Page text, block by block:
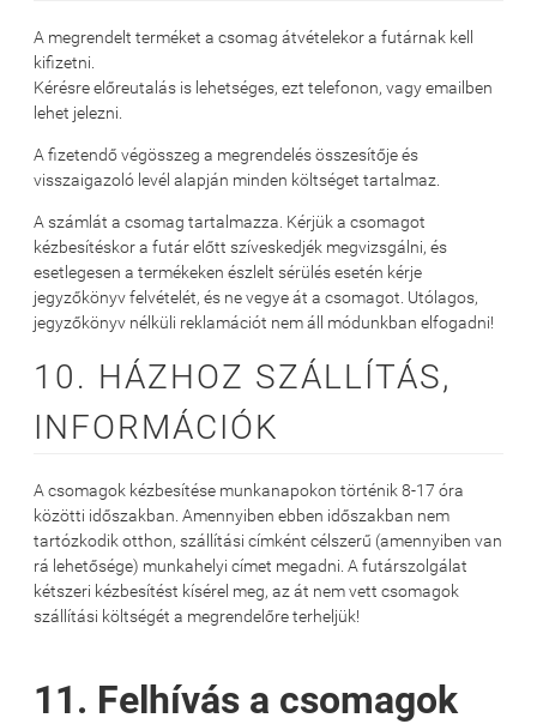
A megrendelt terméket a csomag átvételekor a futárnak kell
kifizetni.
Kérésre előreutalás is lehetséges, ezt telefonon, vagy emailben
lehet jelezni.
A fizetendő végösszeg a megrendelés összesítője és
visszaigazoló levél alapján minden költséget tartalmaz.
A számlát a csomag tartalmazza. Kérjük a csomagot
kézbesítéskor a futár előtt szíveskedjék megvizsgálni, és
esetlegesen a termékeken észlelt sérülés esetén kérje
jegyzőkönyv felvételét, és ne vegye át a csomagot. Utólagos,
jegyzőkönyv nélküli reklamációt nem áll módunkban elfogadni!
10. HÁZHOZ SZÁLLÍTÁS,
INFORMÁCIÓK
A csomagok kézbesítése munkanapokon történik 8-17 óra
közötti időszakban. Amennyiben ebben időszakban nem
tartózkodik otthon, szállítási címként célszerű (amennyiben van
rá lehetősége) munkahelyi címet megadni. A futárszolgálat
kétszeri kézbesítést kísérel meg, az át nem vett csomagok
szállítási költségét a megrendelőre terheljük!
11. Felhívás a csomagok